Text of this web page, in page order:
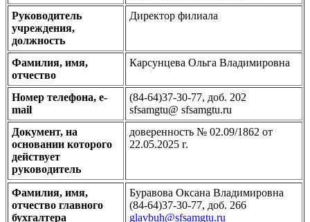
Руководитель
учреждения,
должность
Директор филиала
Фамилия, имя,
отчество
Карсунцева Ольга Владимировна
Номер телефона, е-
mail
(84-64)37-30-77, доб. 202
sfsamgtu@ sfsamgtu.ru
Документ, на
основании которого
действует
руководитель
доверенность № 02.09/1862 от
22.05.2025 г.
Фамилия, имя,
отчество главного
бухгалтера
Буравова Оксана Владимировна
(84-64)37-30-77, доб. 266
glavbuh@sfsamgtu.ru